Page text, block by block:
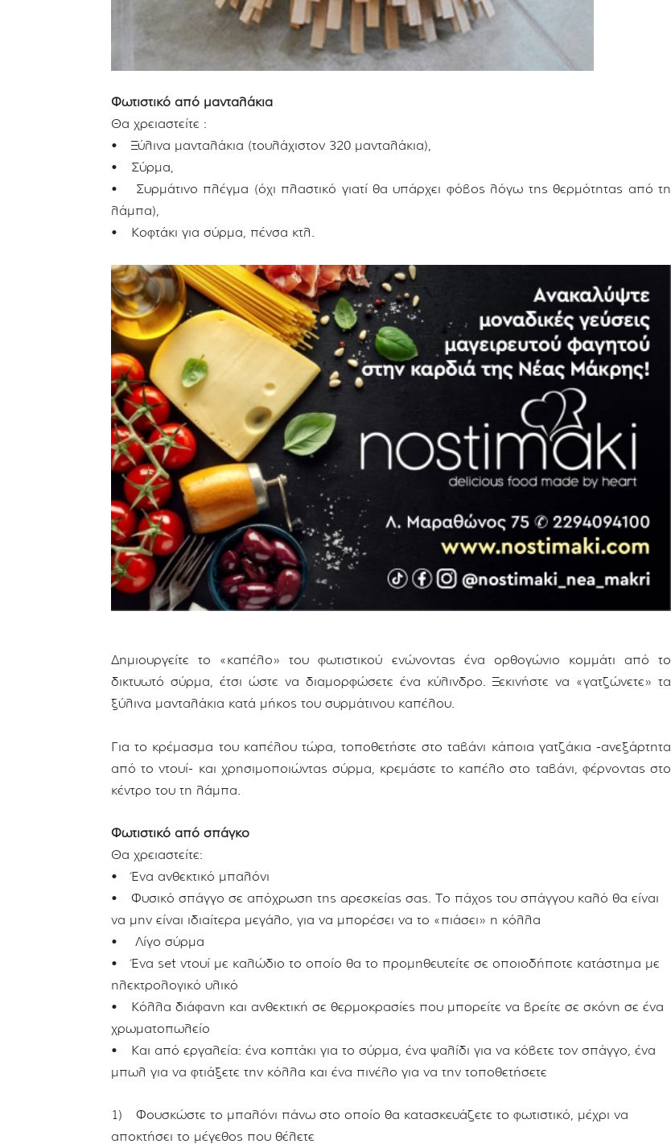
Φωτιστικό από μανταλάκια
Θα χρειαστείτε :
• Ξύλινα μανταλάκια (τουλάχιστον 320 μανταλάκια),
• Σύρμα,
• Συρμάτινο πλέγμα (όχι πλαστικό γιατί θα υπάρχει φόβος λόγω της θερμότητας από τη
λάμπα),
• Κοφτάκι για σύρμα, πένσα κτλ.
Δημιουργείτε το «καπέλο» του φωτιστικού ενώνοντας ένα ορθογώνιο κομμάτι από το
δικτυωτό σύρμα, έτσι ώστε να διαμορφώσετε ένα κύλινδρο. Ξεκινήστε να «γατζώνετε» τα
ξύλινα μανταλάκια κατά μήκος του συρμάτινου καπέλου.
Για το κρέμασμα του καπέλου τώρα, τοποθετήστε στο ταβάνι κάποια γατζάκια -ανεξάρτητα
από το ντουί- και χρησιμοποιώντας σύρμα, κρεμάστε το καπέλο στο ταβάνι, φέρνοντας στο
κέντρο του τη λάμπα.
Φωτιστικό από σπάγκο
Θα χρειαστείτε:
• Ένα ανθεκτικό μπαλόνι
• Φυσικό σπάγγο σε απόχρωση της αρεσκείας σας. Το πάχος του σπάγγου καλό θα είναι
να μην είναι ιδιαίτερα μεγάλο, για να μπορέσει να το «πιάσει» η κόλλα
• Λίγο σύρμα
• Ένα set ντουί με καλώδιο το οποίο θα το προμηθευτείτε σε οποιοδήποτε κατάστημα με
ηλεκτρολογικό υλικό
• Κόλλα διάφανη και ανθεκτική σε θερμοκρασίες που μπορείτε να βρείτε σε σκόνη σε ένα
χρωματοπωλείο
• Και από εργαλεία: ένα κοπτάκι για το σύρμα, ένα ψαλίδι για να κόβετε τον σπάγγο, ένα
μπωλ για να φτιάξετε την κόλλα και ένα πινέλο για να την τοποθετήσετε
1) Φουσκώστε το μπαλόνι πάνω στο οποίο θα κατασκευάζετε το φωτιστικό, μέχρι να
αποκτήσει το μέγεθος που θέλετε